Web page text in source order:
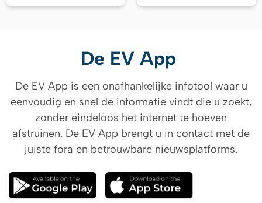
De EV App
De EV App is een onafhankelijke infotool waar u
eenvoudig en snel de informatie vindt die u zoekt,
zonder eindeloos het internet te hoeven
afstruinen. De EV App brengt u in contact met de
juiste fora en betrouwbare nieuwsplatforms.